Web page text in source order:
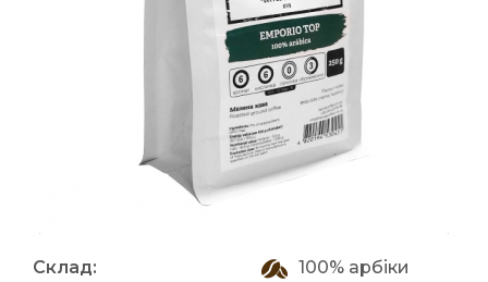
Склад:
100% арбіки